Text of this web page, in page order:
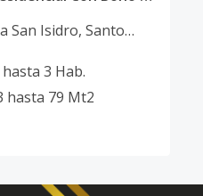
San Isidro, Santo
hasta 3 Hab.
hasta 79 Mt2